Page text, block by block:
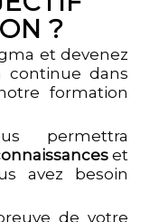
?
et devenez
continue dans
formation
permettra
et
avez besoin